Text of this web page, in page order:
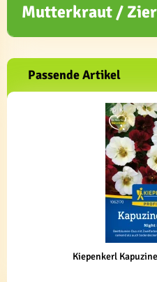
Mutterkraut /
Passende Artikel
Kiepenkerl